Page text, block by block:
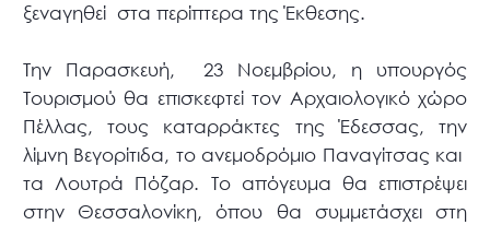
ξεναγηθεί στα περίπτερα της Έκθεσης.
Την Παρασκευή, 23 Νοεμβρίου, η υπουργός
Τουρισμού θα επισκεφτεί τον Αρχαιολογικό χώρο
Πέλλας, τους καταρράκτες της Έδεσσας, την
λίμνη Βεγορίτιδα, το ανεμοδρόμιο Παναγίτσας και
τα Λουτρά Πόζαρ. Το απόγευμα θα επιστρέψει
στην Θεσσαλονίκη, όπου θα συμμετάσχει στη